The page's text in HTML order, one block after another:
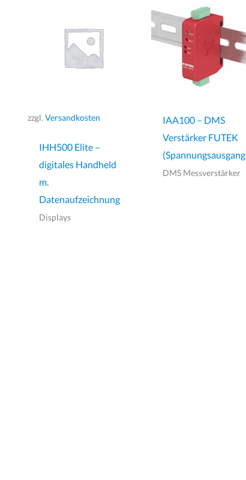
zzgl. Versandkosten
IHH500 Elite –
digitales Handheld
m.
Datenaufzeichnung
Displays
IAA100 – DMS
Verstärker FUTEK
DMS Messverstärker